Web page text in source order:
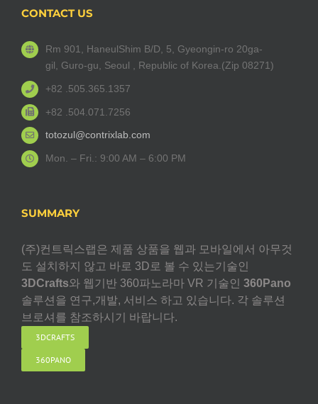
CONTACT US
Rm 901, HaneulShim B/D, 5, Gyeongin-ro 20ga-
gil, Guro-gu, Seoul , Republic of Korea.(Zip 08271)
+82 .505.365.1357
+82 .504.071.7256
totozul@contrixlab.com
Mon. – Fri.: 9:00 AM – 6:00 PM
SUMMARY
(주)컨트릭스랩은 제품 상품을 웹과 모바일에서 아무것
도 설치하지 않고 바로 3D로 볼 수 있는기술인
3DCrafts와 웹기반 360파노라마 VR 기술인 360Pano
솔루션을 연구,개발, 서비스 하고 있습니다. 각 솔루션
브로셔를 참조하시기 바랍니다.
3DCRAFTS
360PANO